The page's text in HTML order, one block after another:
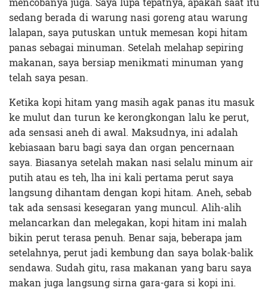
sedang berada di warung nasi goreng atau warung
lalapan, saya putuskan untuk memesan kopi hitam
panas sebagai minuman. Setelah melahap sepiring
makanan, saya bersiap menikmati minuman yang
telah saya pesan.
Ketika kopi hitam yang masih agak panas itu masuk
ke mulut dan turun ke kerongkongan lalu ke perut,
ada sensasi aneh di awal. Maksudnya, ini adalah
kebiasaan baru bagi saya dan organ pencernaan
saya. Biasanya setelah makan nasi selalu minum air
putih atau es teh, lha ini kali pertama perut saya
langsung dihantam dengan kopi hitam. Aneh, sebab
tak ada sensasi kesegaran yang muncul. Alih-alih
melancarkan dan melegakan, kopi hitam ini malah
bikin perut terasa penuh. Benar saja, beberapa jam
setelahnya, perut jadi kembung dan saya bolak-balik
sendawa. Sudah gitu, rasa makanan yang baru saya
makan juga langsung sirna gara-gara si kopi ini.